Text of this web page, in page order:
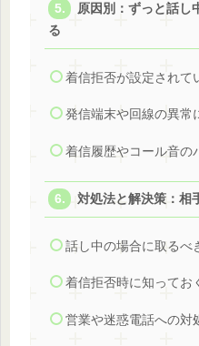
原因別：ずっと話し
る
着信拒否が設定されて
発信端末や回線の異常
着信履歴やコール音の
対処法と解決策：相
話し中の場合に取るべ
着信拒否時に知ってお
営業や迷惑電話への対